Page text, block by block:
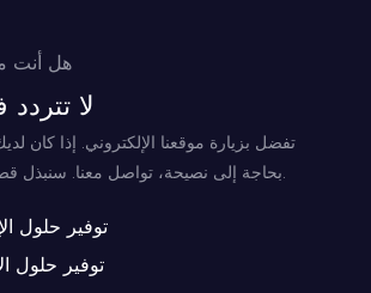
هل أنت
لا تتردد
تفضل بزيارة موقعنا الإلكتروني. إذا كان
بحاجة إلى نصيحة، تواصل معنا. سنبذل قصارى جهدنا لمساعدتك.
توفير حلول
توفير حلول